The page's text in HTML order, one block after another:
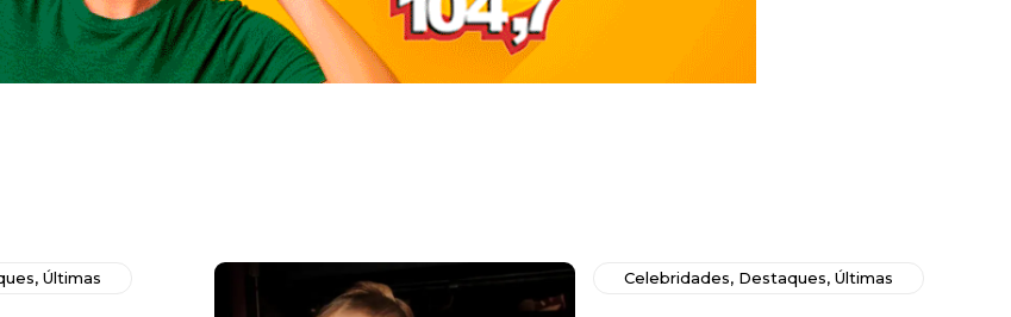
, Últimas Celebridades, Destaques, Últimas